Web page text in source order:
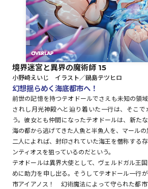
コミックガルド
リキューレ
コミックパルフェ
境界迷宮と異界の魔術師 15
小野崎えいじ イラスト／鍋島テツヒロ
幻想揺らめく海底都市へ！
前世の記憶を持つテオドールでさえも未知の領
されし月光神殿へと辿り着いた一行は、そこ
う。彼女とも仲間になったテオドールは、新た
海の都から逃げてきた人魚と半魚人を、マールの
二人によれば、封印されていた海王を僭称する
ンティオスを狙っているのだという。
テオドールは異界大使として、ヴェルドガル王
めに助力を申し出る。そうしてテオドール一行が
市アイアノス！ 幻術魔法によって守られた都